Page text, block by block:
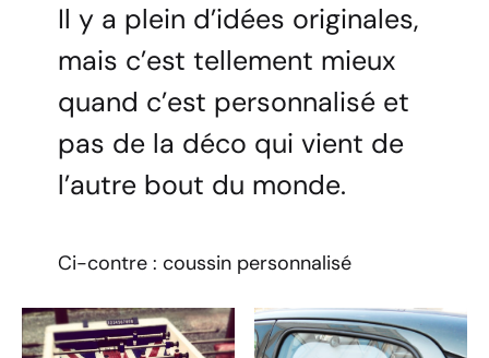
Il y a plein d’idées originales,
mais c’est tellement mieux
quand c’est personnalisé et
pas de la déco qui vient de
l’autre bout du monde.
Ci-contre : coussin personnalisé